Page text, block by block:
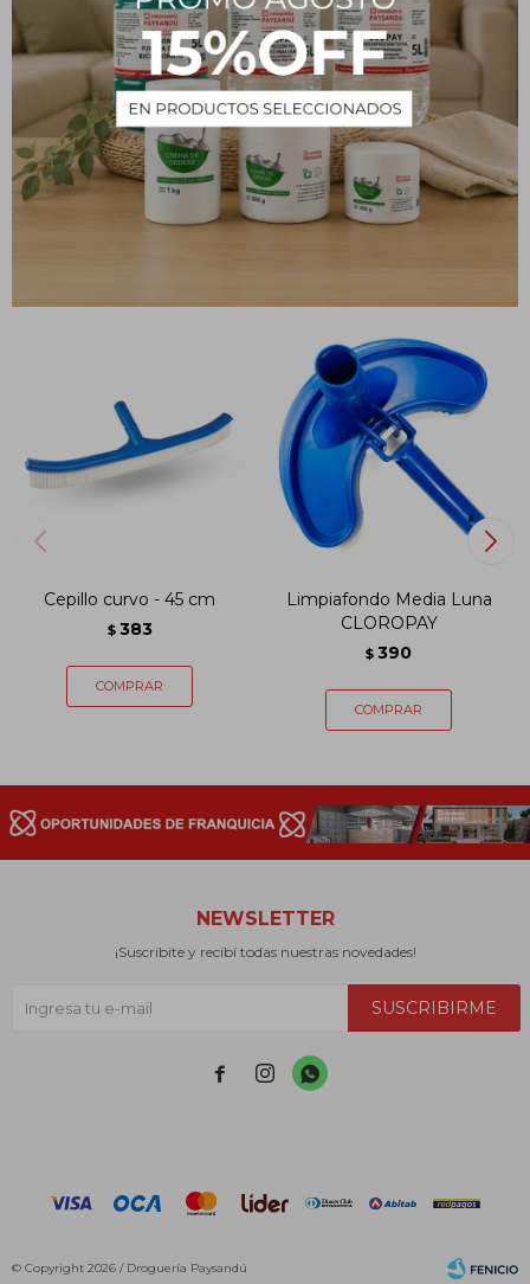
tiempo de limpieza y esfuerzo.
Seguro, fácil de usar: el marco de plástico duradero es seguro
para su uso en todos los tipos de piscinas y no estropeará los
revestimientos de la piscina.
Cepillo curvo - 45 cm
$ 383
Limpiafondo Media Luna
CLOROPAY
$ 390
NEWSLETTER
¡Suscribite y recibí todas nuestras novedades!
SUSCRIBIRME
  
© Copyright 2026 / Droguería Paysandú